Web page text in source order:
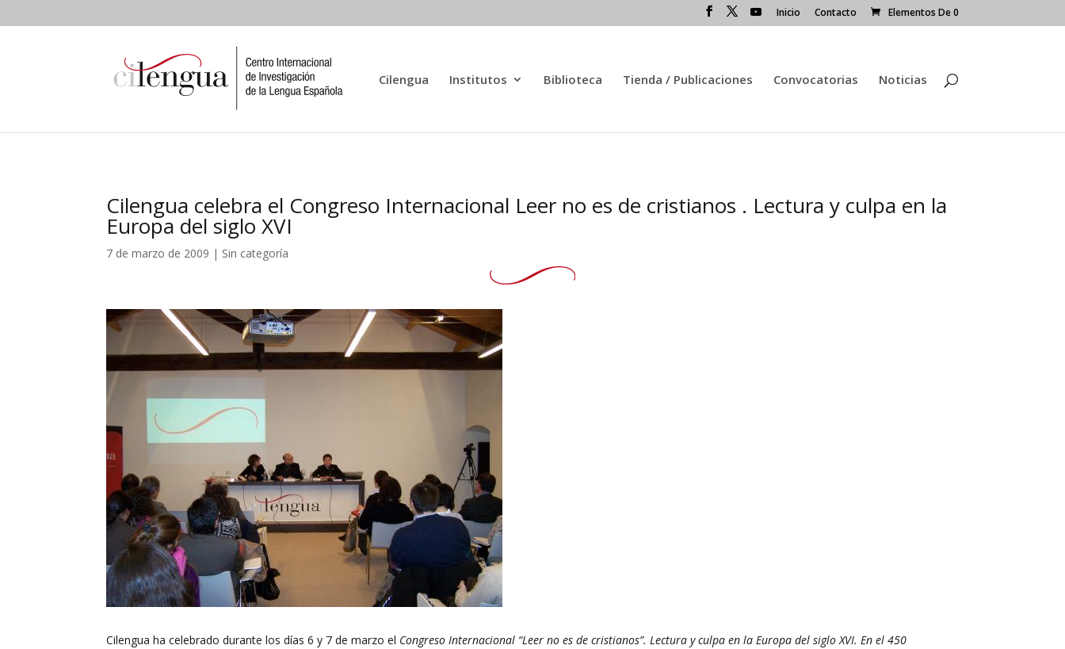
Inicio Contacto Elementos De 0
Cilengua Institutos Biblioteca Tienda / Publicaciones Convocatorias Noticias
Cilengua celebra el Congreso Internacional Leer no es de cristianos . Lectura y culpa en la
Europa del siglo XVI
7 de marzo de 2009 | Sin categoría
Cilengua ha celebrado durante los días 6 y 7 de marzo el Congreso Internacional “Leer no es de cristianos”. Lectura y culpa en la Europa del siglo XVI. En el 450